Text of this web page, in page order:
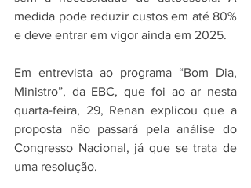
medida pode reduzir custos em até 80%
e deve entrar em vigor ainda em 2025.
Em entrevista ao programa “Bom Dia,
Ministro”, da EBC, que foi ao ar nesta
quarta-feira, 29, Renan explicou que a
proposta não passará pela análise do
Congresso Nacional, já que se trata de
uma resolução.